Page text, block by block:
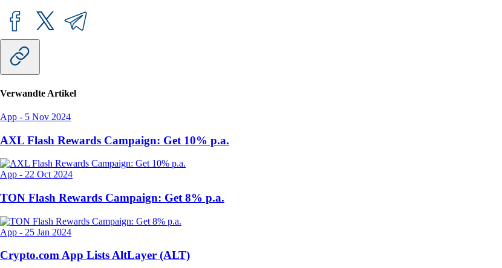
Verwandte Artikel
App - 5 Nov 2024
AXL Flash Rewards Campaign: Get 10% p.a.
App - 22 Oct 2024
TON Flash Rewards Campaign: Get 8% p.a.
App - 25 Jan 2024
Crypto.com App Lists AltLayer (ALT)